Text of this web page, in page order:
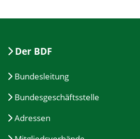
Der BDF
Bundesleitung
Bundesgeschäftsstelle
Adressen